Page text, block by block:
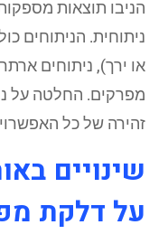
הניבו תוצאות
ניתוחית. הניתוחים
או ירך), ניתוחים
מפרקים. החלטה על
זהירה של כל
שינויים
על דלקת